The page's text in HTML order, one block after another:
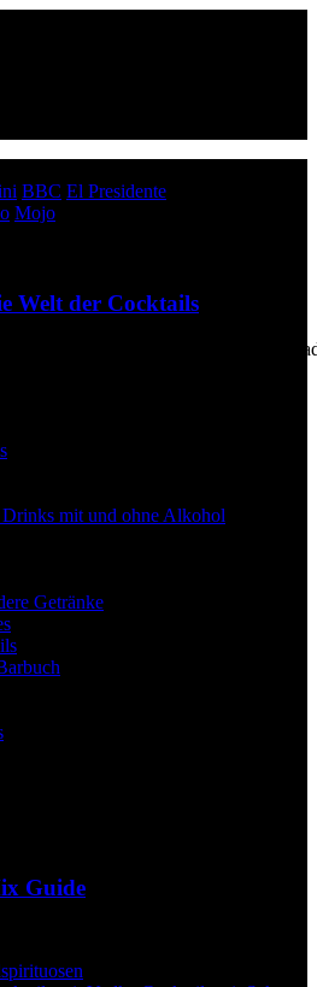
BBC El Presidente
Mojo
Welt der Cocktails
klassisch bis trendy: Das große
mit und ohne Alkohol
Getränke
Guide